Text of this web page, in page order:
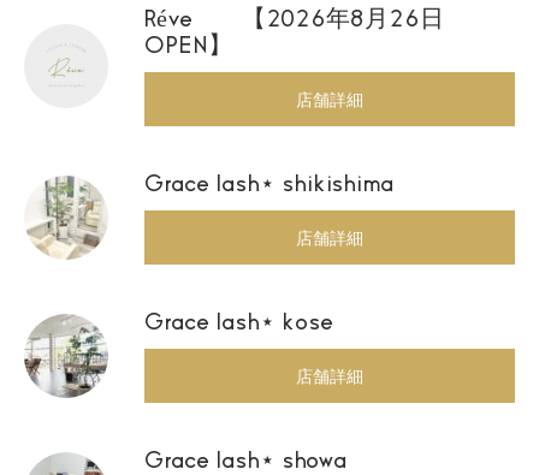
Réve 【2026年8月26日
OPEN】
店舗詳細
Grace lash⋆ shikishima
店舗詳細
Grace lash⋆ kose
店舗詳細
Grace lash⋆ showa